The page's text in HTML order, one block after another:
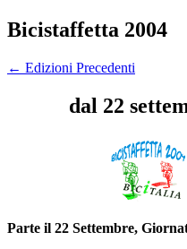
Bicistaffetta 2004
← Edizioni Precedenti
dal 22
Parte il 22 Settembre,